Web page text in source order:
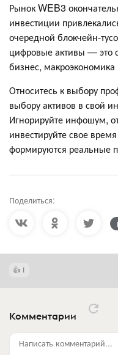
Рынок WEB3
инвестиции
очередной блокчейн-
цифровые активы — это
бизнес, макроэкономика
Относитесь к выбору
выбору активов в свой
Игнорируйте инфошум,
инвестируйте свое
формируются реальные
Поделиться:
1
Комментарии
Написать комментарий...